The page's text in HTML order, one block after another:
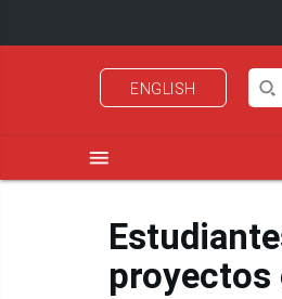
ENGLISH
menu